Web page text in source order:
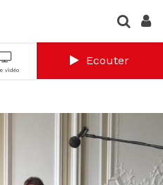
vidéo
Ecouter